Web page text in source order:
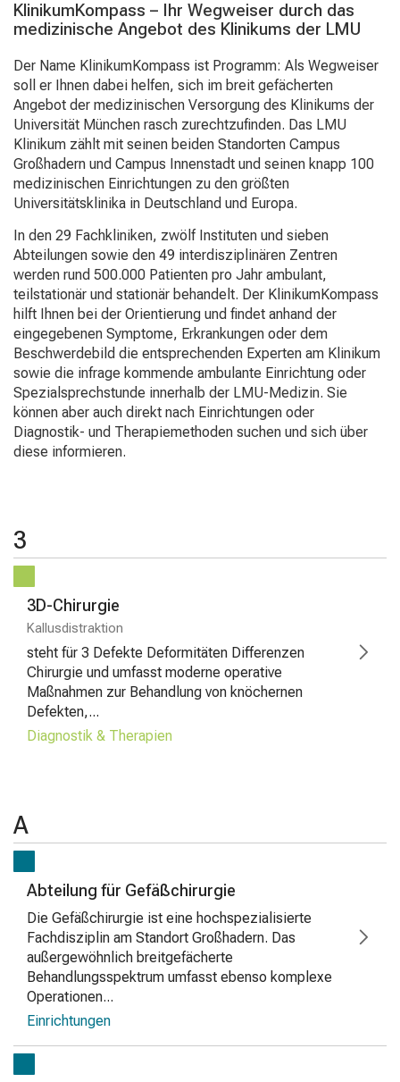
KlinikumKompass – Ihr Wegweiser durch das
medizinische Angebot des Klinikums der LMU
Der Name KlinikumKompass ist Programm: Als Wegweiser
soll er Ihnen dabei helfen, sich im breit gefächerten
Angebot der medizinischen Versorgung des Klinikums der
Universität München rasch zurechtzufinden. Das LMU
Klinikum zählt mit seinen beiden Standorten Campus
Großhadern und Campus Innenstadt und seinen knapp 100
medizinischen Einrichtungen zu den größten
Universitätsklinika in Deutschland und Europa.
In den 29 Fachkliniken, zwölf Instituten und sieben
Abteilungen sowie den 49 interdisziplinären Zentren
werden rund 500.000 Patienten pro Jahr ambulant,
teilstationär und stationär behandelt. Der KlinikumKompass
hilft Ihnen bei der Orientierung und findet anhand der
eingegebenen Symptome, Erkrankungen oder dem
Beschwerdebild die entsprechenden Experten am Klinikum
sowie die infrage kommende ambulante Einrichtung oder
Spezialsprechstunde innerhalb der LMU-Medizin. Sie
können aber auch direkt nach Einrichtungen oder
Diagnostik- und Therapiemethoden suchen und sich über
diese informieren.
3
3D-Chirurgie
Kallusdistraktion
steht für 3 Defekte Deformitäten Differenzen
Chirurgie und umfasst moderne operative
Maßnahmen zur Behandlung von knöchernen
Defekten,...
Diagnostik & Therapien
A
Abteilung für Gefäßchirurgie
Die Gefäßchirurgie ist eine hochspezialisierte
Fachdisziplin am Standort Großhadern. Das
außergewöhnlich breitgefächerte
Behandlungsspektrum umfasst ebenso komplexe
Operationen...
Einrichtungen
aus
und
lassen
Sie
sich
von
der
gelebten
Pflegewissenschaft
begeistern
ganz
unverbindlich
und
ohne
Anmeldung.
mehr Informationen
Schließen